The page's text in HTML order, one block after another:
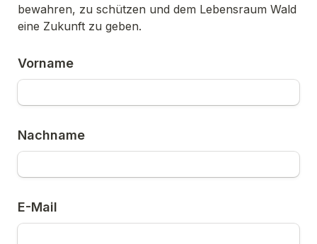
bewahren, zu schützen und dem Lebensraum Wald
eine Zukunft zu geben.
Vorname
Nachname
E-Mail